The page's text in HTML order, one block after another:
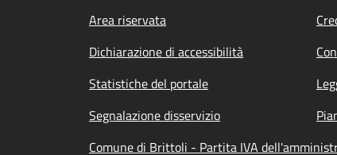
Footer menu
Area riservata
Dichiarazione di accessibilità
Statistiche del portale
Segnalazione disservizio
Comune di Brittoli - Partita IVA